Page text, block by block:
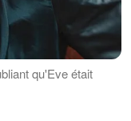
qu'Eve était